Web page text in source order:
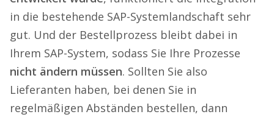
in die bestehende SAP-Systemlandschaft sehr
gut. Und der Bestellprozess bleibt dabei in
Ihrem SAP-System, sodass Sie Ihre Prozesse
nicht ändern müssen. Sollten Sie also
Lieferanten haben, bei denen Sie in
regelmäßigen Abständen bestellen, dann